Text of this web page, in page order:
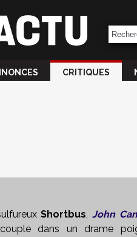
CRITIQUES
Shortbus,John
dans un drame